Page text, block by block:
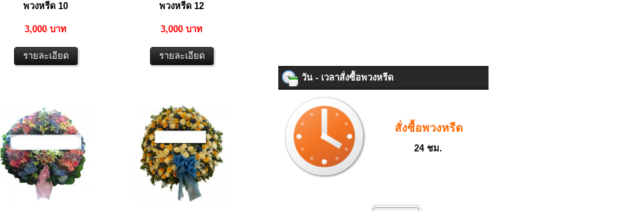
พวงหรีด 10
3,000 บาท
พวงหรีด 12
3,000 บาท
วัน - เวลาสั่งซื้อพวงหรีด
สั่งซื้อพวงหรีด
24 ชม.